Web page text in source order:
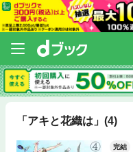
「アキと花織は」(4)
完結